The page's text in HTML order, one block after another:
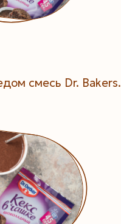
смесь Dr. Bakers.